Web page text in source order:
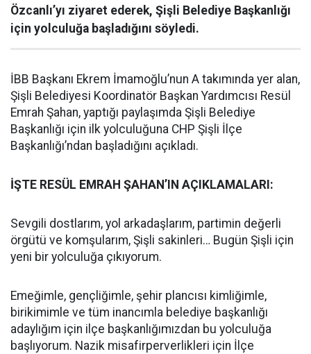
Özcanlı’yı ziyaret ederek, Şişli Belediye Başkanlığı
için yolculuğa başladığını söyledi.
İBB Başkanı Ekrem İmamoğlu’nun A takımında yer alan,
Şişli Belediyesi Koordinatör Başkan Yardımcısı Resül
Emrah Şahan, yaptığı paylaşımda Şişli Belediye
Başkanlığı için ilk yolculuğuna CHP Şişli İlçe
Başkanlığı’ndan başladığını açıkladı.
İŞTE RESÜL EMRAH ŞAHAN’IN AÇIKLAMALARI:
Sevgili dostlarım, yol arkadaşlarım, partimin değerli
örgütü ve komşularım, Şişli sakinleri… Bugün Şişli için
yeni bir yolculuğa çıkıyorum.
Emeğimle, gençliğimle, şehir plancısı kimliğimle,
birikimimle ve tüm inancımla belediye başkanlığı
adaylığım için ilçe başkanlığımızdan bu yolculuğa
başlıyorum. Nazik misafirperverlikleri için İlçe